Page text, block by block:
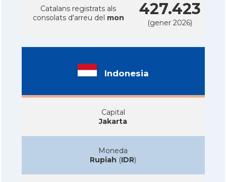
Catalans registrats als
consolats d'arreu del mon 427.423
(gener 2026)
Indonesia
Capital
Jakarta
Moneda
Rupiah (IDR)